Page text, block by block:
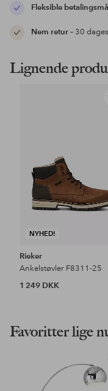
Fleksible
Nem retur– 30
Lignende
NYHED!
Rieker
Ankelstøvler F8311-25
1 249 DKK
Favoritter lige
til